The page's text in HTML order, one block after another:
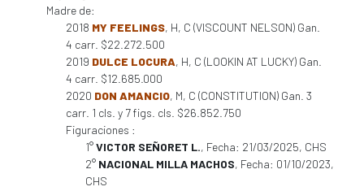
Madre de:
2018 MY FEELINGS, H, C (VISCOUNT NELSON) Gan.
4 carr. $22.272.500
2019 DULCE LOCURA, H, C (LOOKIN AT LUCKY) Gan.
4 carr. $12.685.000
2020 DON AMANCIO, M, C (CONSTITUTION) Gan. 3
carr. 1 cls. y 7 figs. cls. $26.852.750
Figuraciones :
1°VICTOR SEÑORET L., Fecha: 21/03/2025, CHS
2° NACIONAL MILLA MACHOS, Fecha: 01/10/2023,
CHS